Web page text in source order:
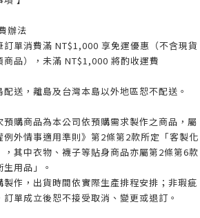
辦法
訂單消費滿 NT$1,000 享免運優惠（不含現貨
商品），未滿 NT$1,000 將酌收運費
送，離島及台灣本島以外地區恕不配送。
預購商品為本公司依預購需求製作之商品，屬
例外情事適用準則》第2條第2款所定「客製化
，其中衣物、襪子等貼身商品亦屬第2條第6款
生用品」。
作，出貨時間依實際生產排程安排；非瑕疵
單成立後恕不接受取消、變更或退訂。